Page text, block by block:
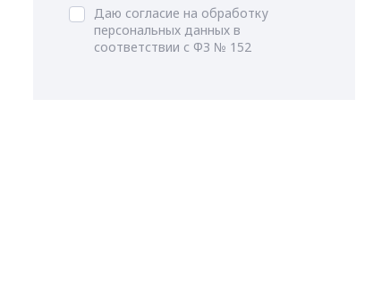
Даю согласие на обработку
персональных данных в
соответствии с ФЗ № 152